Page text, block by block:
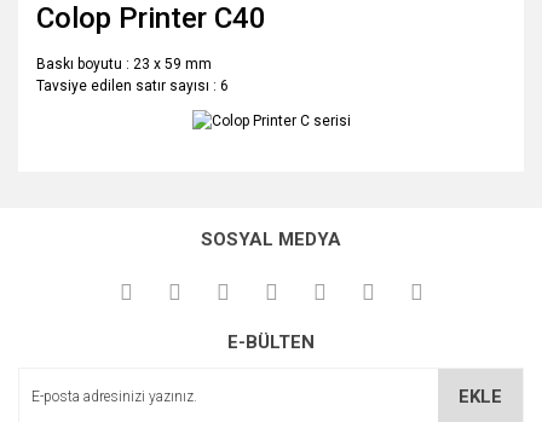
Colop Printer C40
Baskı boyutu : 23 x 59 mm
Tavsiye edilen satır sayısı : 6
Yorum Yaz
Görüş ve önerileriniz için teşekkür ederiz.
Ürün açıklamasında eksik bilgiler bulunuyor.
SOSYAL MEDYA
E-BÜLTEN
EKLE